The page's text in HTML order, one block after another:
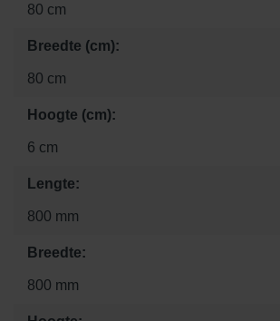
80 cm
Breedte (cm):
80 cm
Hoogte (cm):
6 cm
Lengte:
800 mm
Breedte:
800 mm